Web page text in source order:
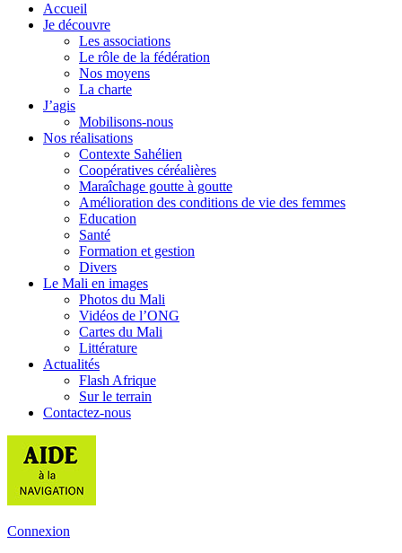
Accueil
Je découvre
Les associations
Le rôle de la fédération
Nos moyens
La charte
J’agis
Mobilisons-nous
Nos réalisations
Contexte Sahélien
Coopératives céréalières
Maraîchage goutte à goutte
Amélioration des conditions de vie des femmes
Education
Santé
Formation et gestion
Divers
Le Mali en images
Photos du Mali
Vidéos de l’ONG
Cartes du Mali
Littérature
Actualités
Flash Afrique
Sur le terrain
Contactez-nous
Connexion